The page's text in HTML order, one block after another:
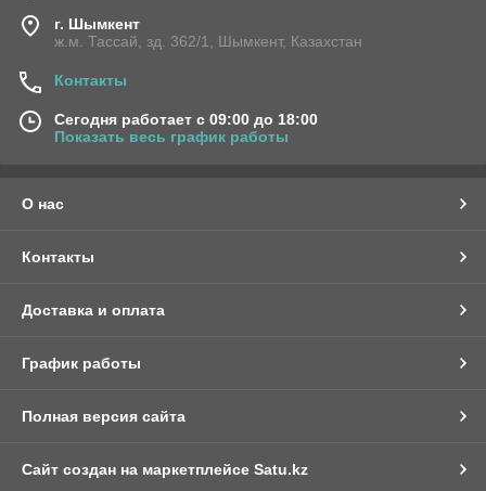
г. Шымкент
ж.м. Тассай, зд. 362/1, Шымкент, Казахстан
Контакты
Сегодня работает с 09:00 до 18:00
Показать весь график работы
О нас
Контакты
Доставка и оплата
График работы
Полная версия сайта
Сайт создан на маркетплейсе Satu.kz